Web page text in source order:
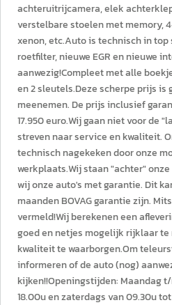
achteruitrijcamera, elek
verstelbare stoelen met memory,
xenon, etc.Auto is technisch in top
roetfilter, nieuwe EGR en nieuwe
aanwezig!Compleet met alle
en 2 sleutels.Deze scherpe prijs is
meenemen. De prijs inclusief
17.950 euro.Wij gaan niet voor de
streven naar service en kwaliteit.
technisch nagekeken door onze
werkplaats.Wij staan "achter"
wij onze auto's met garantie. Dit
maanden BOVAG garantie zijn.
vermeld!Wij berekenen een
goed en netjes mogelijk rijklaar te
kwaliteit te waarborgen.Om
informeren of de auto (nog)
kijken!!Openingstijden: Maandag
18.00u en zaterdags van 09.30u